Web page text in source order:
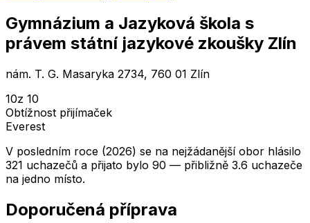
Gymnázium a Jazyková škola s
právem státní jazykové zkoušky Zlín
nám. T. G. Masaryka 2734, 760 01 Zlín
10z 10
Obtížnost přijímaček
Everest
V posledním roce (2026) se na nejžádanější obor hlásilo
321 uchazečů a přijato bylo 90 — přibližně 3.6 uchazeče
na jedno místo.
Doporučená příprava